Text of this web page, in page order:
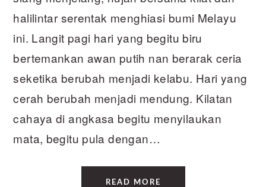
halilintar serentak menghiasi bumi Melayu
ini. Langit pagi hari yang begitu biru
bertemankan awan putih nan berarak ceria
seketika berubah menjadi kelabu. Hari yang
cerah berubah menjadi mendung. Kilatan
cahaya di angkasa begitu menyilaukan
mata, begitu pula dengan…
READ MORE